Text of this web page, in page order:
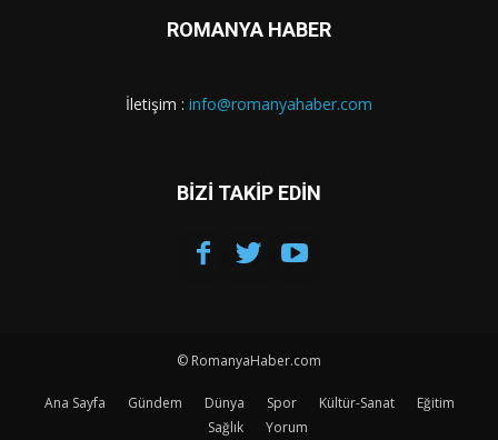
ROMANYA HABER
İletişim : info@romanyahaber.com
BİZİ TAKİP EDİN
© RomanyaHaber.com
Ana Sayfa Gündem Dünya Spor Kültür-Sanat
Eğitim
Sağlık
Yorum